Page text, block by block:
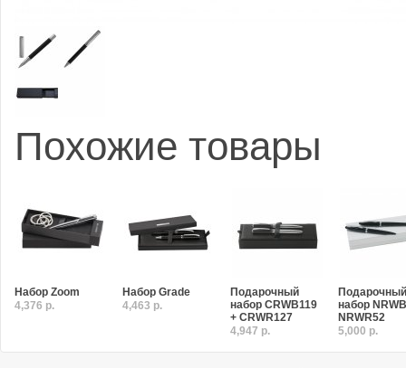
Похожие товары
Набор Zoom
4,376 р.
Набор Grade
4,463 р.
Подарочный
набор CRWB119
+ CRWR127
4,947 р.
Подарочный
набор
NRWR52
5,000 р.